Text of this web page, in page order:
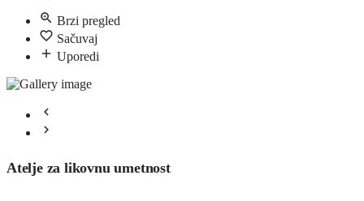
Brzi pregled
Sačuvaj
Uporedi
Atelje za likovnu umetnost